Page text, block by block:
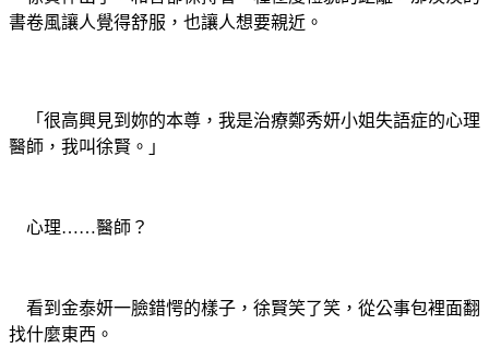
書卷風讓人覺得舒服，也讓人想要親近。
「很高興見到妳的本尊，我是治療鄭秀妍小姐失語症的心理
醫師，我叫徐賢。」
心理……醫師？
看到金泰妍一臉錯愕的樣子，徐賢笑了笑，從公事包裡面翻
找什麼東西。